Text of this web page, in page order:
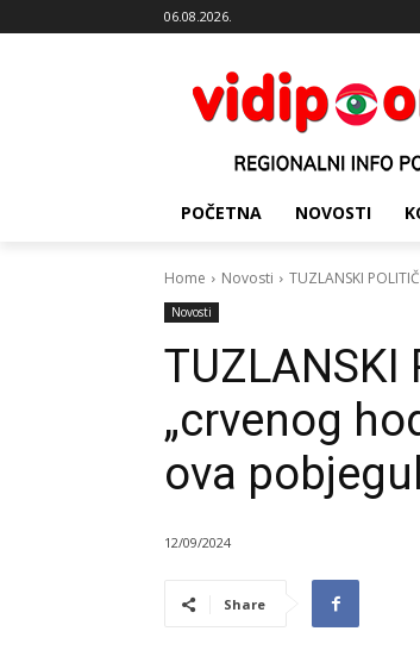
06.08.2026.
POČETNA NOVOSTI
Home Novosti TUZLANSKI
Novosti
TUZLANSKI
„crvenog
ova
12/09/2024
Share